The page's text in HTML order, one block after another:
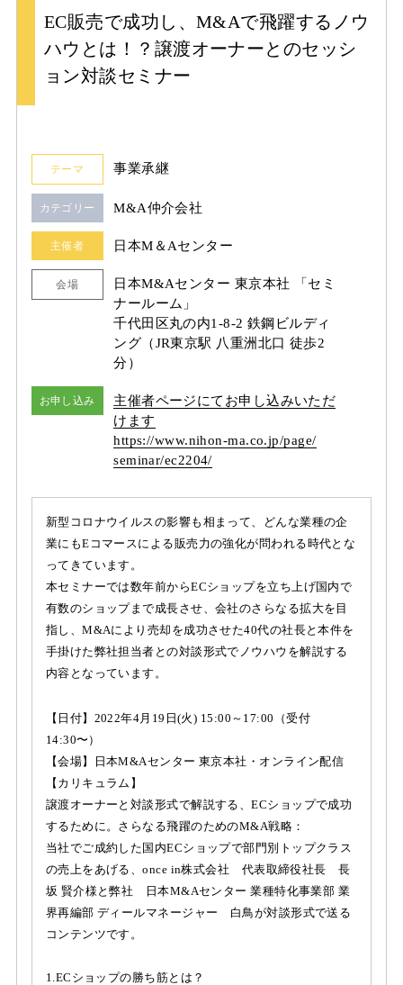
EC販売で成功し、M&Aで飛躍するノウ
ハウとは！？譲渡オーナーとのセッシ
ョン対談セミナー
カテゴリー M&A仲介会社
テーマ 事業承継
主催者 日本M＆Aセンター
会場
日本M&Aセンター 東京本社 「セミ
ナールーム」
千代田区丸の内1-8-2 鉄鋼ビルディ
ング（JR東京駅 八重洲北口 徒歩2
分）
お申し込み
主催者ページにてお申し込みいただ
けます
https://www.nihon-ma.co.jp/page/
seminar/ec2204/
新型コロナウイルスの影響も相まって、どんな業種の企
業にもEコマースによる販売力の強化が問われる時代とな
ってきています。
本セミナーでは数年前からECショップを立ち上げ国内で
有数のショップまで成長させ、会社のさらなる拡大を目
指し、M&Aにより売却を成功させた40代の社長と本件を
手掛けた弊社担当者との対談形式でノウハウを解説する
内容となっています。
【日付】2022年4月19日(火) 15:00～17:00（受付
14:30〜）
【会場】日本M&Aセンター 東京本社・オンライン配信
【カリキュラム】
譲渡オーナーと対談形式で解説する、ECショップで成功
するために。さらなる飛躍のためのM&A戦略：
当社でご成約した国内ECショップで部門別トップクラス
の売上をあげる、once in株式会社 代表取締役社長 長
坂 賢介様と弊社 日本M&Aセンター 業種特化事業部 業
界再編部 ディールマネージャー 白鳥が対談形式で送る
コンテンツです。
1.ECショップの勝ち筋とは？